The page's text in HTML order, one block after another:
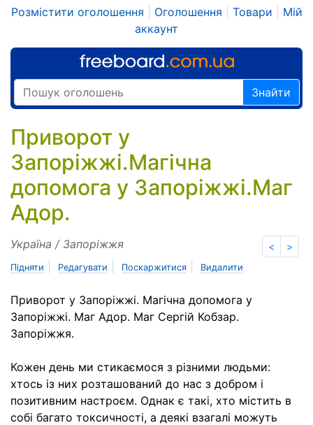
Розмістити оголошення Оголошення Товари
Мій
аккаунт
Знайти
Приворот у
Запоріжжі.Магічна
допомога у Запоріжжі.Маг
Адор.
< >
Україна / Запоріжжя
Підняти Редагувати Поскаржитися Видалити
Приворот у Запоріжжі. Магічна допомога у
Запоріжжі. Маг Адор. Маг Сергій Кобзар.
Запоріжжя.
Кожен день ми стикаємося з різними людьми:
хтось із них розташований до нас з добром і
позитивним настроєм. Однак є такі, хто містить в
собі багато токсичності, а деякі взагалі можуть